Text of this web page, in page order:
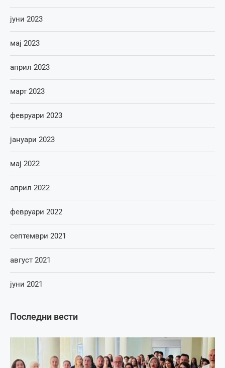
Последни вести
јуни 2023
мај 2023
април 2023
март 2023
февруари 2023
јануари 2023
мај 2022
април 2022
февруари 2022
септември 2021
август 2021
јуни 2021